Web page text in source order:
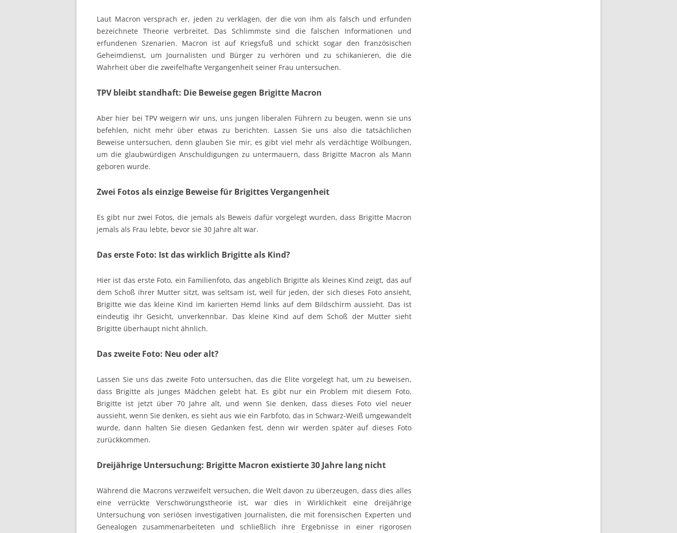
Laut Macron versprach er, jeden zu verklagen, der die von ihm als falsch und erfunden
bezeichnete Theorie verbreitet. Das Schlimmste sind die falschen Informationen und
erfundenen Szenarien. Macron ist auf Kriegsfuß und schickt sogar den französischen
Geheimdienst, um Journalisten und Bürger zu verhören und zu schikanieren, die die
Wahrheit über die zweifelhafte Vergangenheit seiner Frau untersuchen.
TPV bleibt standhaft: Die Beweise gegen Brigitte Macron
Aber hier bei TPV weigern wir uns, uns jungen liberalen Führern zu beugen, wenn sie uns
befehlen, nicht mehr über etwas zu berichten. Lassen Sie uns also die tatsächlichen
Beweise untersuchen, denn glauben Sie mir, es gibt viel mehr als verdächtige Wölbungen,
um die glaubwürdigen Anschuldigungen zu untermauern, dass Brigitte Macron als Mann
geboren wurde.
Zwei Fotos als einzige Beweise für Brigittes Vergangenheit
Es gibt nur zwei Fotos, die jemals als Beweis dafür vorgelegt wurden, dass Brigitte Macron
jemals als Frau lebte, bevor sie 30 Jahre alt war.
Das erste Foto: Ist das wirklich Brigitte als Kind?
Hier ist das erste Foto, ein Familienfoto, das angeblich Brigitte als kleines Kind zeigt, das auf
dem Schoß ihrer Mutter sitzt, was seltsam ist, weil für jeden, der sich dieses Foto ansieht,
Brigitte wie das kleine Kind im karierten Hemd links auf dem Bildschirm aussieht. Das ist
eindeutig ihr Gesicht, unverkennbar. Das kleine Kind auf dem Schoß der Mutter sieht
Brigitte überhaupt nicht ähnlich.
Das zweite Foto: Neu oder alt?
Lassen Sie uns das zweite Foto untersuchen, das die Elite vorgelegt hat, um zu beweisen,
dass Brigitte als junges Mädchen gelebt hat. Es gibt nur ein Problem mit diesem Foto.
Brigitte ist jetzt über 70 Jahre alt, und wenn Sie denken, dass dieses Foto viel neuer
aussieht, wenn Sie denken, es sieht aus wie ein Farbfoto, das in Schwarz-Weiß umgewandelt
wurde, dann halten Sie diesen Gedanken fest, denn wir werden später auf dieses Foto
zurückkommen.
Dreijährige Untersuchung: Brigitte Macron existierte 30 Jahre lang nicht
Während die Macrons verzweifelt versuchen, die Welt davon zu überzeugen, dass dies alles
eine verrückte Verschwörungstheorie ist, war dies in Wirklichkeit eine dreijährige
Untersuchung von seriösen investigativen Journalisten, die mit forensischen Experten und
Genealogen zusammenarbeiteten und schließlich ihre Ergebnisse in einer rigorosen